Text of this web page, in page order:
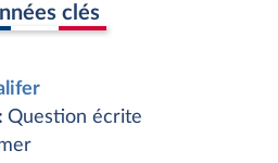
clés
Question écrite